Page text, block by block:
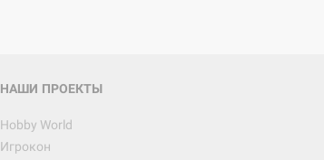
НАШИ ПРОЕКТЫ
Hobby World
Игрокон